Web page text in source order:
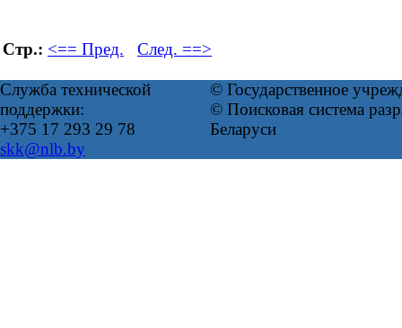
Стр.: <== Пред. След. ==>
Служба технической
поддержки:
+375 17 293 29 78
skk@nlb.by
© Государственное
© Поисковая система
Беларуси